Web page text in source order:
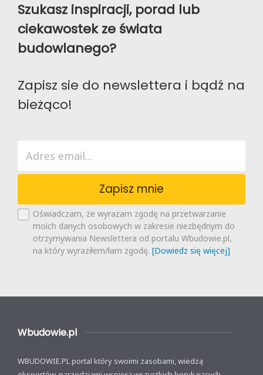
Szukasz inspiracji, porad lub
ciekawostek ze świata
budowlanego?
Zapisz sie do newslettera i bądź na
bieżąco!
Zapisz mnie
Oświadczam, że wyrażam zgodę na przetwarzanie
moich danych osobowych w zakresie niezbędnym do
otrzymywania Newslettera od portalu Wbudowie.pl,
na który wyraziłem/łam zgodę. [Dowiedz się więcej]
Wbudowie.pl
WBUDOWIE.PL portal który swoimi zasobami, wiedzą